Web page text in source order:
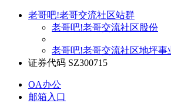
老哥吧!老哥交流社区站群
老哥吧!老哥交流社区股份
老哥吧!老哥交流社区地坪事
证券代码 SZ300715
OA办公
邮箱入口